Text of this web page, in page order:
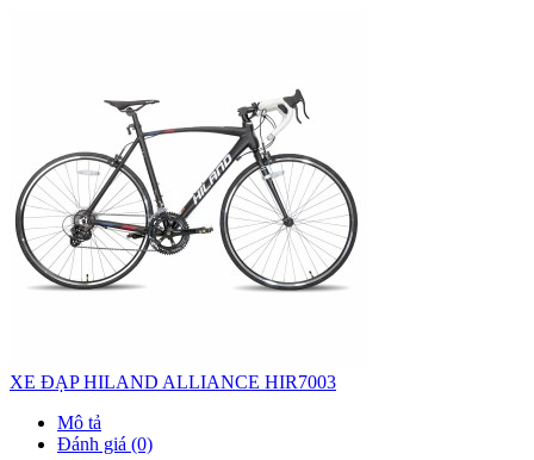
XE ĐẠP HILAND ALLIANCE HIR7003
Mô tả
Đánh giá (0)